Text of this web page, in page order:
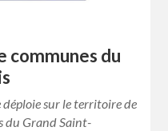
communes du
sur le territoire de
du Grand Saint-